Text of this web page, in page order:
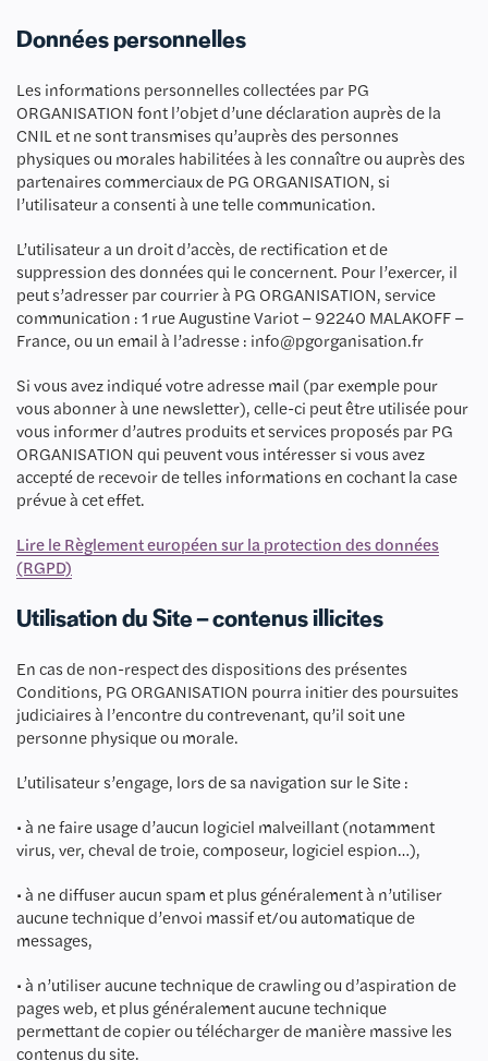
Données personnelles
Les informations personnelles collectées par PG
ORGANISATION font l’objet d’une déclaration auprès de la
CNIL et ne sont transmises qu’auprès des personnes
physiques ou morales habilitées à les connaître ou auprès des
partenaires commerciaux de PG ORGANISATION, si
l’utilisateur a consenti à une telle communication.
L’utilisateur a un droit d’accès, de rectification et de
suppression des données qui le concernent. Pour l’exercer, il
peut s’adresser par courrier à PG ORGANISATION, service
communication : 1 rue Augustine Variot – 92240 MALAKOFF –
France, ou un email à l’adresse : info@pgorganisation.fr
Si vous avez indiqué votre adresse mail (par exemple pour
vous abonner à une newsletter), celle-ci peut être utilisée pour
vous informer d’autres produits et services proposés par PG
ORGANISATION qui peuvent vous intéresser si vous avez
accepté de recevoir de telles informations en cochant la case
prévue à cet effet.
Lire le Règlement européen sur la protection des données
(RGPD)
Utilisation du Site – contenus illicites
En cas de non-respect des dispositions des présentes
Conditions, PG ORGANISATION pourra initier des poursuites
judiciaires à l’encontre du contrevenant, qu’il soit une
personne physique ou morale.
L’utilisateur s’engage, lors de sa navigation sur le Site :
• à ne faire usage d’aucun logiciel malveillant (notamment
virus, ver, cheval de troie, composeur, logiciel espion…),
• à ne diffuser aucun spam et plus généralement à n’utiliser
aucune technique d’envoi massif et/ou automatique de
messages,
• à n’utiliser aucune technique de crawling ou d’aspiration de
pages web, et plus généralement aucune technique
permettant de copier ou télécharger de manière massive les
contenus du site.